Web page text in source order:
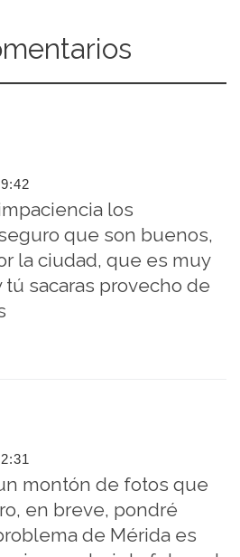
los
que son buenos,
la ciudad, que es muy
sacaras provecho de
montón de fotos que
en breve, pondré
de Mérida es